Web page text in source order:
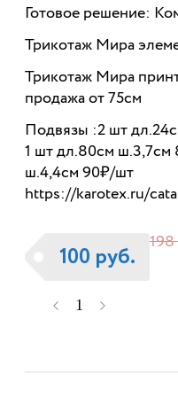
Готовое решение:
Трикотаж Мира
Трикотаж Мира
продажа от 75см
Подвязы :2 шт
1 шт дл.80см
ш.4,4см 90₽/шт
https://karotex.ru/
100 руб.